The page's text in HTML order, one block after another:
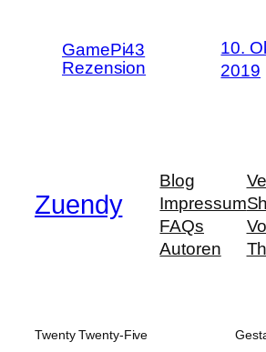
GamePi43
Rezension
10.
2019
Zuendy
Blog
Impressum
FAQs
Autoren
Twenty Twenty-Five